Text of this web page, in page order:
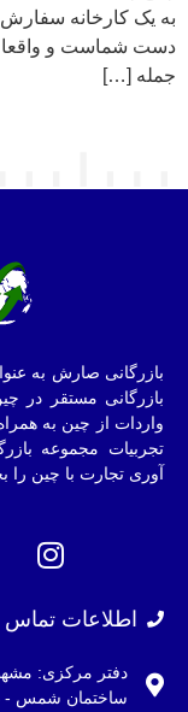
به یک کارخانه سفارش
دست شماست و واقعا
جمله […]
بازرگانی صارش به
بازرگانی مستقر در
واردات از چین به
تجربیات مجموعه
آوری تجارت با چین را
اطلاعات تماس
ساختمان شمس -